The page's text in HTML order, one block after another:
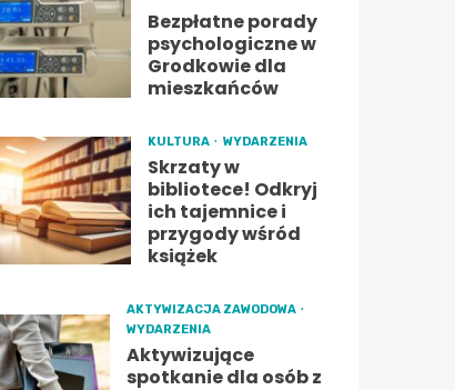
Bezpłatne porady
psychologiczne w
Grodkowie dla
mieszkańców
KULTURA WYDARZENIA
Skrzaty w
bibliotece! Odkryj
ich tajemnice i
przygody wśród
książek
AKTYWIZACJA ZAWODOWA
WYDARZENIA
Aktywizujące
spotkanie dla osób z